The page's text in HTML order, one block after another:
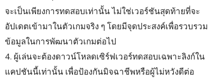
จะเป็นเพียงการทดสอบเท่านั้น ไม่ใช่เวอร์ชันสุดท้ายที่จะ
อัปเดตเข้ามาในตัวเกมจริง ๆ โดยมีจุดประสงค์เพื่อรวบรวม
ข้อมูลในการพัฒนาตัวเกมต่อไป
4. ผู้เล่นจะต้องดาวน์โหลดเซิร์ฟเวอร์ทดสอบเฉพาะลิงก์ใน
แคปชันนี้เท่านั้น เพื่อป้องกันมิจฉาชีพหรือผู้ไม่หวังดีต่อ